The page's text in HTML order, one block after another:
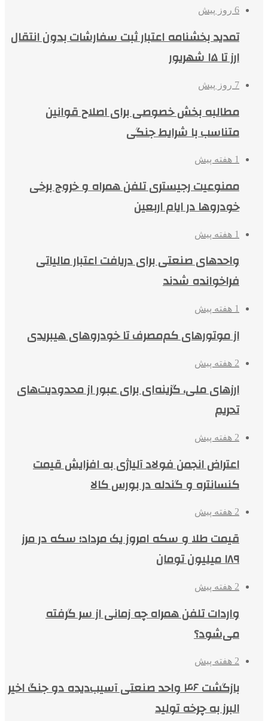
6 روز پیش
تمدید بخشنامه اعتبار ثبت سفارشات بدون انتقال
ارز تا ۱۵ شهریور
7 روز پیش
مطالبه بخش خصوصی برای اصلاح قوانین
متناسب با شرایط جنگی
1 هفته پیش
ممنوعیت رجیستری تلفن همراه و خروج برخی
خودروها در ایام اربعین
1 هفته پیش
واحدهای صنعتی برای دریافت اعتبار مالیاتی
فراخوانده شدند
1 هفته پیش
از موتورهای کم‌مصرف تا خودروهای هیبریدی
2 هفته پیش
ارزهای ملی، گزینه‌ای برای عبور از محدودیت‌های
تحریم
2 هفته پیش
اعتراض انجمن فولاد آلیاژی به افزایش قیمت
کنسانتره و گندله در بورس کالا
2 هفته پیش
قیمت طلا و سکه امروز یک مرداد؛ سکه در مرز
۱۸۹ میلیون تومان
2 هفته پیش
واردات تلفن همراه چه زمانی از سر گرفته
می‌شود؟
2 هفته پیش
بازگشت ۴۶ واحد صنعتی آسیب‌دیده دو جنگ اخیر
البرز به چرخه تولید